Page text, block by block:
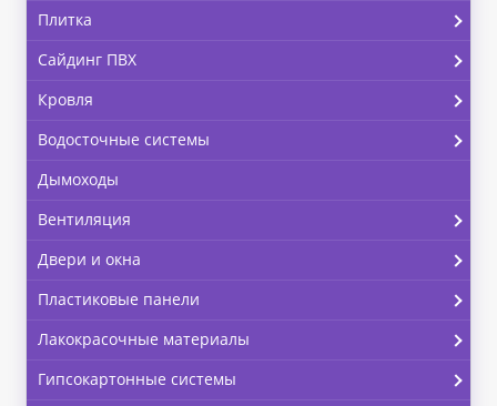
Плитка
Сайдинг ПВХ
Кровля
Водосточные системы
Дымоходы
Вентиляция
Двери и окна
Пластиковые панели
Лакокрасочные материалы
Гипсокартонные системы